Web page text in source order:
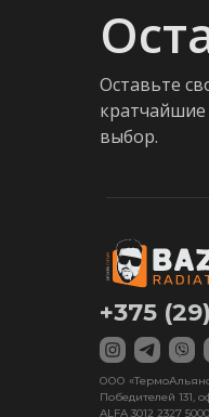
Оставьте
выбор.
+375
ООО
Победителей 131,
ALFA 3012 2327